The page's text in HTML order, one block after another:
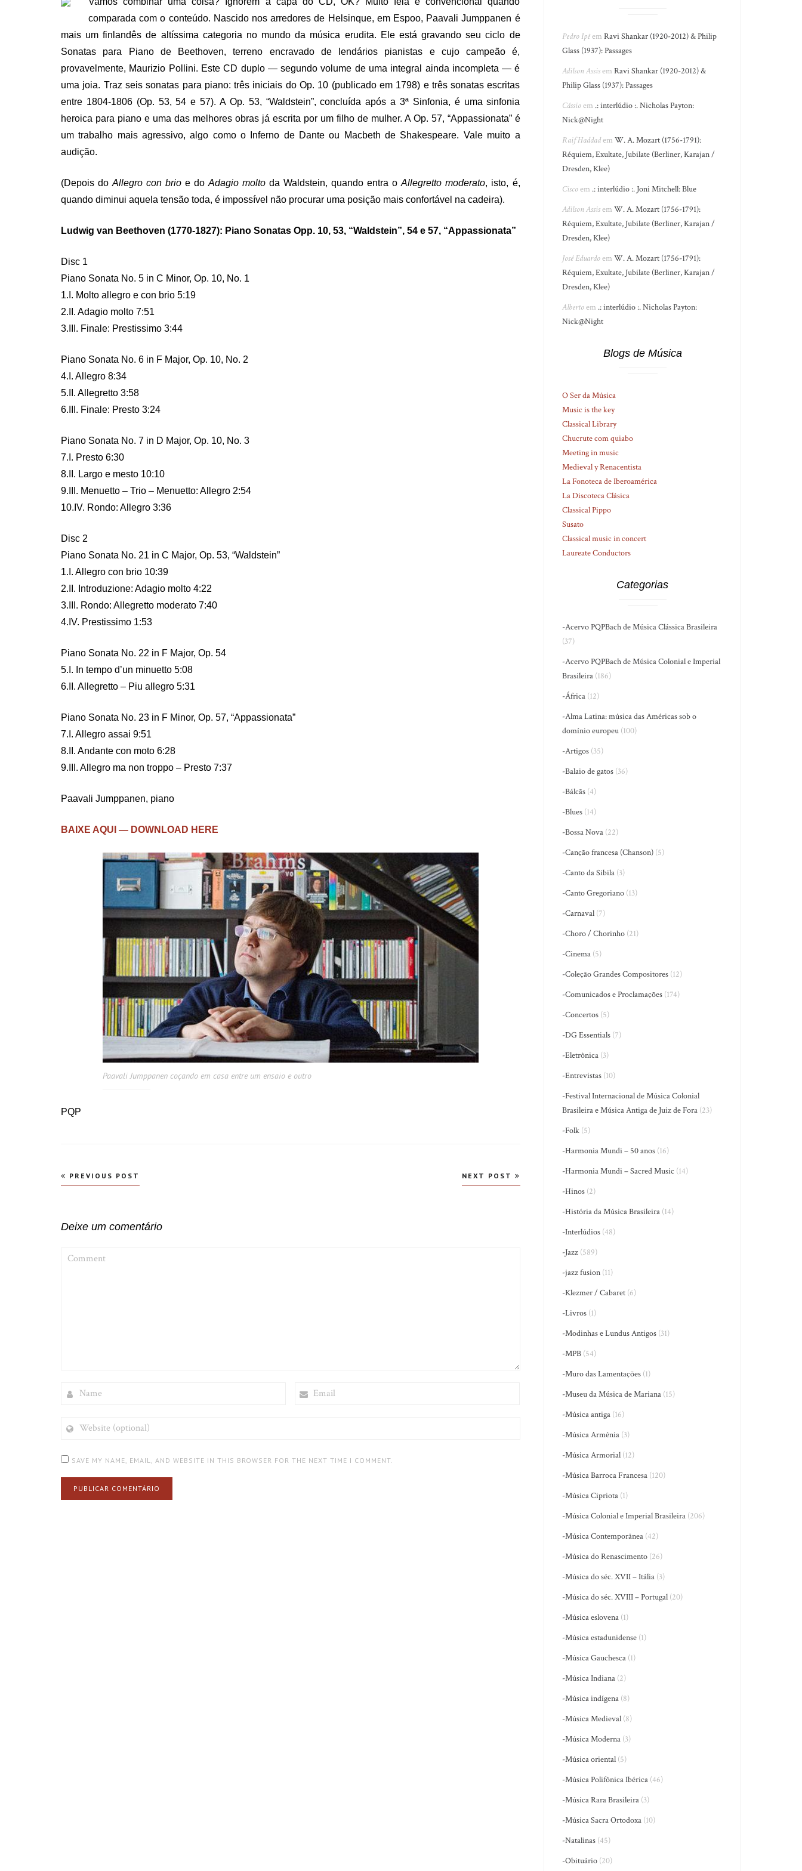
comparada com o conteúdo. Nascido nos arredores de Helsinque, em Espoo, Paavali Jumppanen é
mais um finlandês de altíssima categoria no mundo da música erudita. Ele está gravando seu ciclo de
Sonatas para Piano de Beethoven, terreno encravado de lendários pianistas e cujo campeão é,
provavelmente, Maurizio Pollini. Este CD duplo — segundo volume de uma integral ainda incompleta — é
uma joia. Traz seis sonatas para piano: três iniciais do Op. 10 (publicado em 1798) e três sonatas escritas
entre 1804-1806 (Op. 53, 54 e 57). A Op. 53, “Waldstein”, concluída após a 3ª Sinfonia, é uma sinfonia
heroica para piano e uma das melhores obras já escrita por um filho de mulher. A Op. 57, “Appassionata” é
um trabalho mais agressivo, algo como o Inferno de Dante ou Macbeth de Shakespeare. Vale muito a
audição.
(Depois doAllegro con brio e doAdagio molto da Waldstein, quando entra oAllegretto moderato, isto, é,
quando diminui aquela tensão toda, é impossível não procurar uma posição mais confortável na cadeira).
Ludwig van Beethoven (1770-1827): Piano Sonatas Opp. 10, 53, “Waldstein”, 54 e 57, “Appassionata”
Disc 1
Piano Sonata No. 5 in C Minor, Op. 10, No. 1
1.I. Molto allegro e con brio 5:19
2.II. Adagio molto 7:51
3.III. Finale: Prestissimo 3:44
Piano Sonata No. 6 in F Major, Op. 10, No. 2
4.I. Allegro 8:34
5.II. Allegretto 3:58
6.III. Finale: Presto 3:24
Piano Sonata No. 7 in D Major, Op. 10, No. 3
7.I. Presto 6:30
8.II. Largo e mesto 10:10
9.III. Menuetto – Trio – Menuetto: Allegro 2:54
10.IV. Rondo: Allegro 3:36
Disc 2
Piano Sonata No. 21 in C Major, Op. 53, “Waldstein”
1.I. Allegro con brio 10:39
2.II. Introduzione: Adagio molto 4:22
3.III. Rondo: Allegretto moderato 7:40
4.IV. Prestissimo 1:53
Piano Sonata No. 22 in F Major, Op. 54
5.I. In tempo d’un minuetto 5:08
6.II. Allegretto – Piu allegro 5:31
Piano Sonata No. 23 in F Minor, Op. 57, “Appassionata”
7.I. Allegro assai 9:51
8.II. Andante con moto 6:28
9.III. Allegro ma non troppo – Presto 7:37
Paavali Jumppanen, piano
BAIXE AQUI — DOWNLOAD HERE
Paavali Jumppanen coçando em casa entre um ensaio e outro
PQP
Navegação
PREVIOUS POST NEXT POST
Deixe um comentário
(OPTIONAL)
SAVE MY NAME, EMAIL, AND WEBSITE IN THIS BROWSER FOR THE NEXT TIME I COMMENT.
Pedro IpêemRavi Shankar (1920-2012) & Philip
Glass (1937): Passages
Adilson AssisemRavi Shankar (1920-2012) &
Philip Glass (1937): Passages
Cássioem .: interlúdio :. Nicholas Payton:
Nick@Night
Raif HaddademW. A. Mozart (1756-1791):
Réquiem, Exultate, Jubilate (Berliner, Karajan /
Dresden, Klee)
Ciscoem .: interlúdio :. Joni Mitchell: Blue
Adilson AssisemW. A. Mozart (1756-1791):
Réquiem, Exultate, Jubilate (Berliner, Karajan /
Dresden, Klee)
José EduardoemW. A. Mozart (1756-1791):
Réquiem, Exultate, Jubilate (Berliner, Karajan /
Dresden, Klee)
Albertoem .: interlúdio :. Nicholas Payton:
Nick@Night
Blogs de Música
O Ser da Música
Music is the key
Classical Library
Chucrute com quiabo
Meeting in music
Medieval y Renacentista
La Fonoteca de Iberoamérica
La Discoteca Clásica
Classical Pippo
Susato
Classical music in concert
Laureate Conductors
Categorias
-Acervo PQPBach de Música Clássica Brasileira
(37)
-Acervo PQPBach de Música Colonial e Imperial
Brasileira (186)
-África (12)
-Alma Latina: música das Américas sob o
domínio europeu (100)
-Artigos (35)
-Balaio de gatos (36)
-Bálcãs (4)
-Blues (14)
-Bossa Nova (22)
-Canção francesa (Chanson) (5)
-Canto da Sibila (3)
-Canto Gregoriano (13)
-Carnaval (7)
-Choro / Chorinho (21)
-Cinema (5)
-Coleção Grandes Compositores (12)
-Comunicados e Proclamações (174)
-Concertos (5)
-DG Essentials (7)
-Eletrônica (3)
-Entrevistas (10)
-Festival Internacional de Música Colonial
Brasileira e Música Antiga de Juiz de Fora (23)
-Folk (5)
-Harmonia Mundi – 50 anos (16)
-Harmonia Mundi – Sacred Music (14)
-Hinos (2)
-História da Música Brasileira (14)
-Interlúdios (48)
-Jazz (589)
-jazz fusion (11)
-Klezmer / Cabaret (6)
-Livros (1)
-Modinhas e Lundus Antigos (31)
-MPB (54)
-Muro das Lamentações (1)
-Museu da Música de Mariana (15)
-Música antiga (16)
-Música Armênia (3)
-Música Armorial (12)
-Música Barroca Francesa (120)
-Música Cipriota (1)
-Música Colonial e Imperial Brasileira (206)
-Música Contemporânea (42)
-Música do Renascimento (26)
-Música do séc. XVII – Itália (3)
-Música do séc. XVIII – Portugal (20)
-Música eslovena (1)
-Música estadunidense (1)
-Música Gauchesca (1)
-Música Indiana (2)
-Música indígena (8)
-Música Medieval (8)
-Música Moderna (3)
-Música oriental (5)
-Música Polifônica Ibérica (46)
-Música Rara Brasileira (3)
-Música Sacra Ortodoxa (10)
-Natalinas (45)
-Obituário (20)